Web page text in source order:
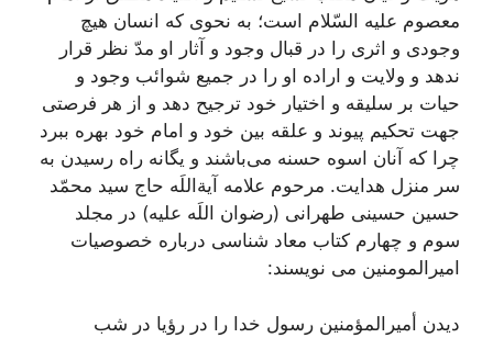
معصوم علیه السّلام است؛ به نحوى كه انسان هیچ
وجودى و اثرى را در قبال وجود و آثار او مدّ نظر قرار
ندهد و ولایت و اراده او را در جمیع شوائب وجود و
حیات بر سلیقه و اختیار خود ترجیح دهد و از هر فرصتى
جهت تحكیم پیوند و علقه بین خود و امام خود بهره ببرد
چرا كه آنان اسوه حسنه می‌باشند و یگانه راه رسیدن به
سر منزل هدایت. مرحوم علامه آیةاللَه حاج سید محمّد
حسین حسینی طهرانی (رضوان اللَه علیه) در مجلد
سوم و چهارم كتاب معاد شناسی درباره خصوصیات
امیرالمومنین می نویسند:
دیدن‌ أمیرالمؤمنین‌ رسول‌ خدا را در رؤیا در شب‌